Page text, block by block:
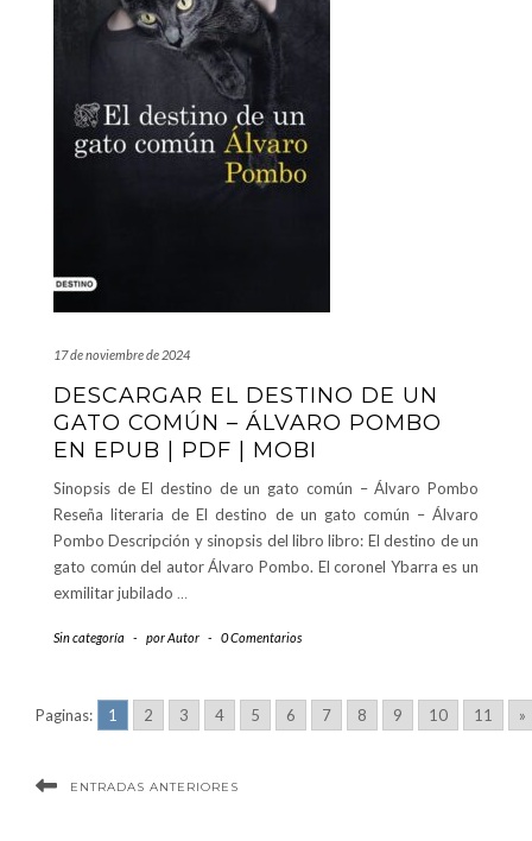
17 de noviembre de 2024
DESCARGAR EL DESTINO DE UN
GATO COMÚN – ÁLVARO POMBO
EN EPUB | PDF | MOBI
Sinopsis de El destino de un gato común – Álvaro Pombo
Reseña literaria de El destino de un gato común – Álvaro
Pombo Descripción y sinopsis del libro libro: El destino de un
gato común del autor Álvaro Pombo. El coronel Ybarra es un
exmilitar jubilado …
Sin categoría - porAutor - 0 Comentarios
Paginas: 1 2 3 4 5 6 7 8 9 10 11 »
ENTRADAS ANTERIORES